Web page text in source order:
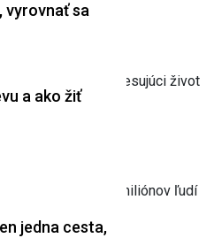
vyrovnať sa
a ako žiť
jedna cesta,